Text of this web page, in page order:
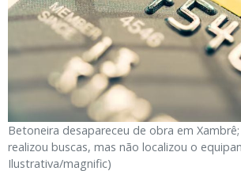
Betoneira desapareceu de obra em
realizou buscas, mas não localizou o
Ilustrativa/magnific)